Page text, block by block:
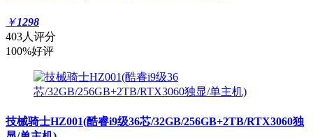
￥1298
403人评分
100%好评
技械骑士HZ001(酷睿i9级36芯/32GB/256GB+2TB/RTX3060独